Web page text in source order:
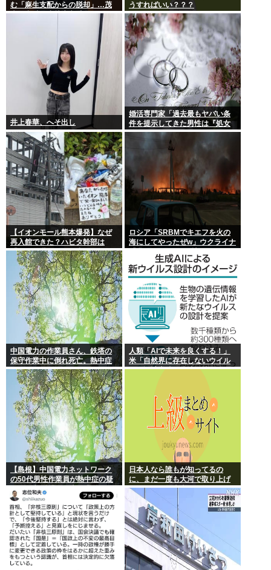
む「麻生支配からの脱却」…茂
木敏充氏も小林鷹之氏もクビ
うすればいい？？？
井上春華、へそ出し
婚活専門家「過去最もヤバい条
件を提示してきた男性は『処女
信仰』」ケンモメン…
【イオンモール熊本爆発】なぜ
再入館できた？ハビタ幹部は
「モール職員は引き止めなかっ
た」イオン「運用を徹底できな
かった可能性」
ロシア「SRBMでキエフを火の
海にしてやったぜw」ウクライナ
「我々もSRBMで反撃する
中国電力の作業員さん、鉄塔の
保守作業中に倒れ死亡。熱中症
か
人類「AIで未来を良くする！」
米「自然界に存在しないウイル
スを設計増殖に成功」技術が進
【島根】中国電力ネットワーク
の50代男性作業員が熱中症の疑
いで死亡 鉄塔の保守作業後に倒
れる 邑南町
日本人なら誰もが知ってるの
に、まだ一度も大河で取り上げ
られてない歴史上の人物